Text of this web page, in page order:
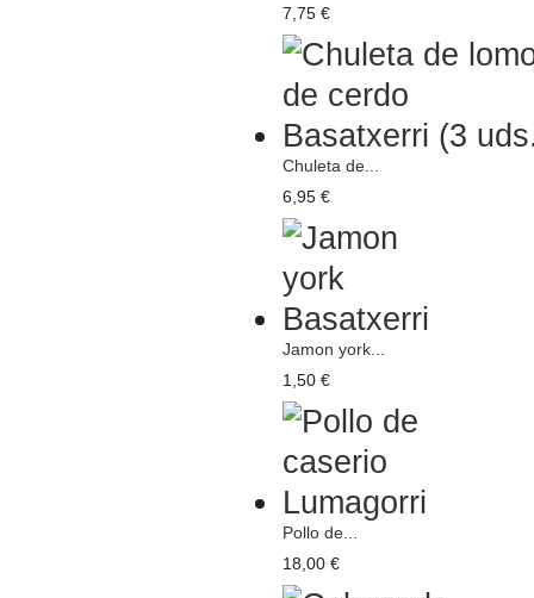
7,75 €
Chuleta de...
6,95 €
Jamon york...
1,50 €
Pollo de...
18,00 €